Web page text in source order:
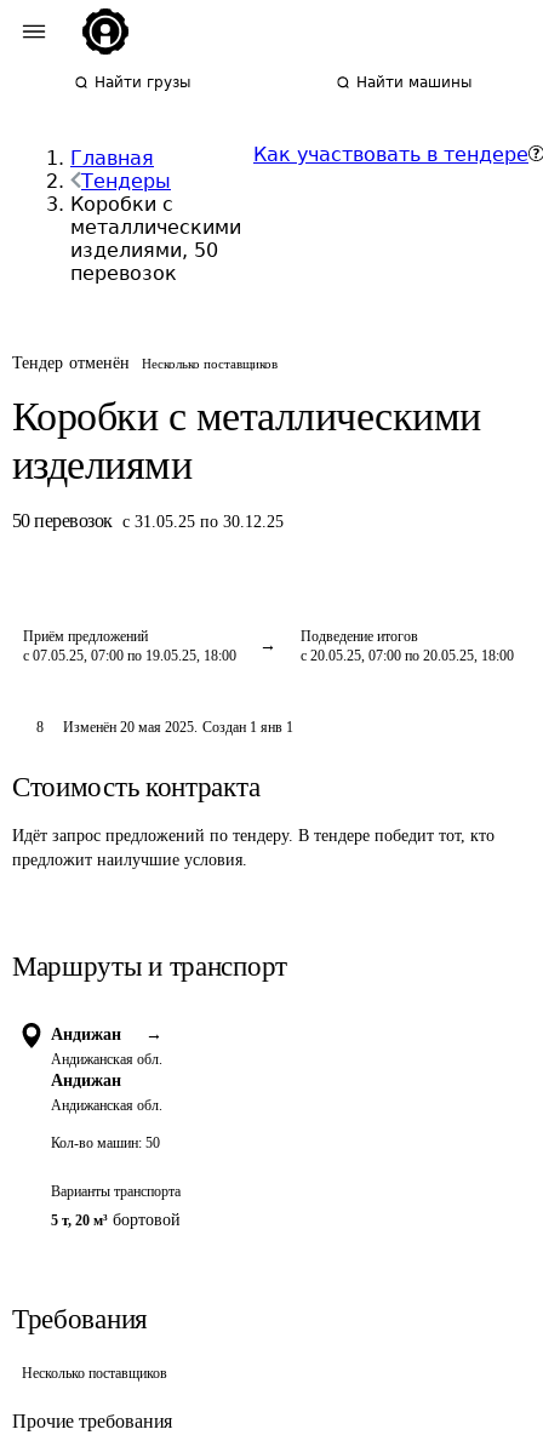
Найти грузы Найти машины
Главная
Тендеры
Коробки с
металлическими
изделиями, 50
перевозок
Как участвовать в тендере
Тендер отменён Несколько поставщиков
Коробки с металлическими
изделиями
50 перевозок с 31.05.25 по 30.12.25
Приём предложений
с 07.05.25, 07:00 по 19.05.25, 18:00
Подведение итогов
с 20.05.25, 07:00 по 20.05.25, 18:00
8 Изменён 20 мая 2025. Создан 1 янв 1
Стоимость контракта
Идёт запрос предложений по тендеру. В тендере победит тот, кто
предложит наилучшие условия.
Маршруты и транспорт
Андижан →
Андижанская обл.
Андижан
Андижанская обл.
Кол-во машин: 50
Варианты транспорта
5 т, 20 м³ бортовой
Требования
Несколько поставщиков
Прочие требования